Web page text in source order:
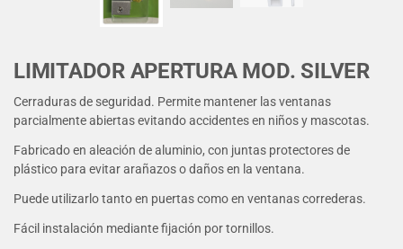
LIMITADOR APERTURA MOD. SILVER
Cerraduras de seguridad. Permite mantener las ventanas
parcialmente abiertas evitando accidentes en niños y mascotas.
Fabricado en aleación de aluminio, con juntas protectores de
plástico para evitar arañazos o daños en la ventana.
Puede utilizarlo tanto en puertas como en ventanas correderas.
Fácil instalación mediante fijación por tornillos.